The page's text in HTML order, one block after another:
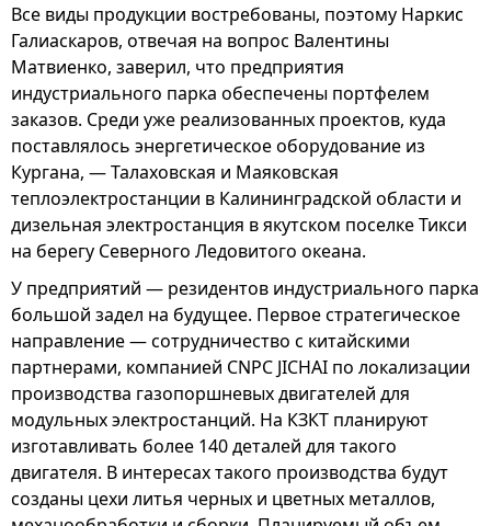
Все виды продукции востребованы, поэтому Наркис
Галиаскаров, отвечая на вопрос Валентины
Матвиенко, заверил, что предприятия
индустриального парка обеспечены портфелем
заказов. Среди уже реализованных проектов, куда
поставлялось энергетическое оборудование из
Кургана, — Талаховская и Маяковская
теплоэлектростанции в Калининградской области и
дизельная электростанция в якутском поселке Тикси
на берегу Северного Ледовитого океана.
У предприятий — резидентов индустриального парка
большой задел на будущее. Первое стратегическое
направление — сотрудничество с китайскими
партнерами, компанией CNPC JICHAI по локализации
производства газопоршневых двигателей для
модульных электростанций. На КЗКТ планируют
изготавливать более 140 деталей для такого
двигателя. В интересах такого производства будут
созданы цехи литья черных и цветных металлов,